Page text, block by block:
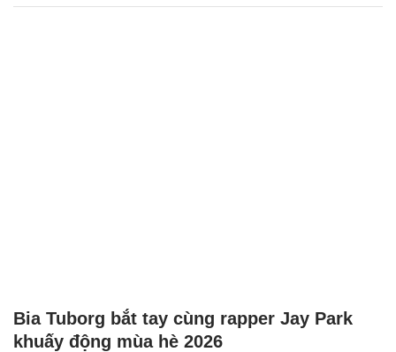
Bia Tuborg bắt tay cùng rapper Jay Park
khuấy động mùa hè 2026